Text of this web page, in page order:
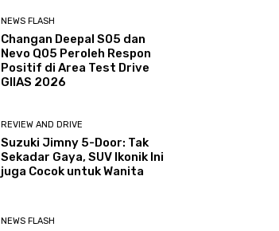
NEWS FLASH
Changan Deepal S05 dan
Nevo Q05 Peroleh Respon
Positif di Area Test Drive
GIIAS 2026
REVIEW AND DRIVE
Suzuki Jimny 5-Door: Tak
Sekadar Gaya, SUV Ikonik Ini
juga Cocok untuk Wanita
NEWS FLASH